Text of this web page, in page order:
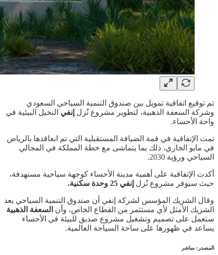
تم توقيع اتفاقية تمويل بين صندوق التنمية السياحي السعودي
وشركة السعفة الذهبية، لتطوير مشروع نٌزل إنفي النخيل البيئية في
واحة الأحساء.
تمت الإتفاقية في قمة الضيافة المستقبلية التي تم انعاقدها بالرياض
في مايو الجاري، ذلك بما يتماشى مع خطة المملكة في المجالي
السياحي ورؤية 2030.
أكدت الإتفاقية على أهمية مدينة الأحساء كوجهة سياحية مستهدفة،
حيث سيوفر مشروع نٌزل إنفي 25 وحدة سكنية.
وقال الشريك المؤسس لشركة إنفي أن صندوق التنمية السياحي يعد
الشريك الأمثل لأي مستثمر من القطاع الخاص، وأن السعفة الذهبية
ستعمل على تصميم وتشغيل مشروع صديق للبيئة في الأحساء
يساعد في ظهورها على ساحة السياحة العالمية.
المصدر: مباشر